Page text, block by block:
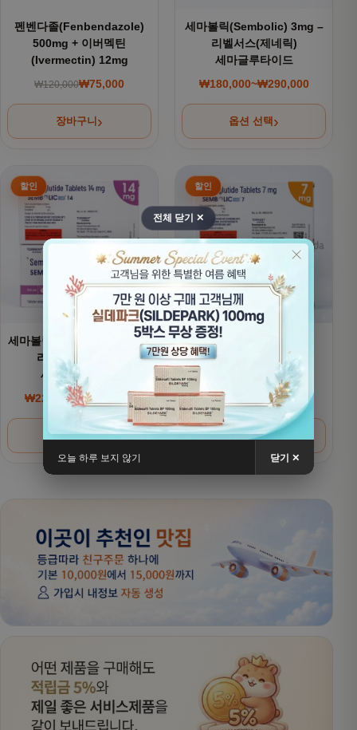
펜벤다졸(Fenbendazole)
500mg + 이버멕틴
(Ivermectin) 12mg
₩120,000원래 가격: ₩120,000.
₩75,000
현재 가격: ₩75,000.
장바구니
세마볼릭(Sembolic) 3mg –
리벨서스(제네릭)
세마글루타이드
₩180,000~₩290,000
가격 범위:
옵션 선택
세마볼릭(Sembolic) 14mg -
리벨서스(제네릭)
세마글루타이드
₩220,000~₩ 380,000
가격 범위: ₩220,000~₩380,000
옵션 선택
여러 상품 옵션이 이 상품에 있습니다. 상품 페이지에서 옵션
세마볼릭(Sembolic) –
리벨서스(제네릭)
세마글루타이드 7mg
₩200,000 320,000
가격 범위:
옵션 선택
여러 상품 옵션이 이 상품에
전체 닫기 ✕
오늘 하루 보지 않기 닫기 ✕